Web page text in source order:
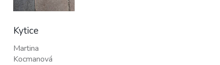
Kytice
Martina
Kocmanová